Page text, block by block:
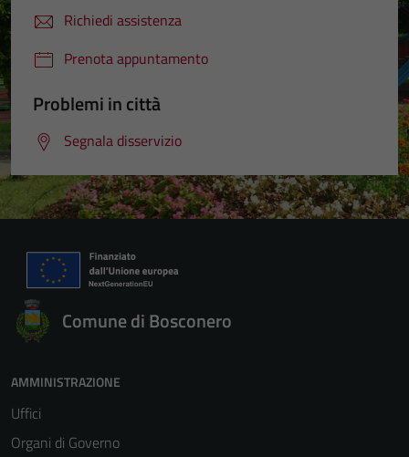
Richiedi assistenza
Prenota appuntamento
Problemi in città
Segnala disservizio
Comune di Bosconero
AMMINISTRAZIONE
Uffici
Organi di Governo